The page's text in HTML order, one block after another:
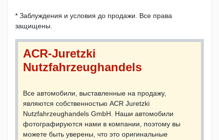
* Заблуждения и условия до продажи. Все права
защищены.
ACR-Juretzki
Nutzfahrzeughandels
Все автомобили, выставленные на продажу,
являются собственностью ACR Juretzki
Nutzfahrzeughandels GmbH. Наши автомобили
фотографируются нами в компании, поэтому вы
можете быть уверены, что это оригинальные